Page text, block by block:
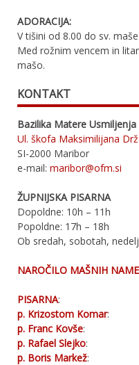
ADORACIJA:
V tišini od 8.00 do sv.
Med rožnim vencem in
mašo.
KONTAKT
Bazilika Matere Usmiljenja
Ul. škofa Maksimilijana
SI-2000 Maribor
e-mail: maribor@ofm.si
ŽUPNIJSKA PISARNA
Dopoldne: 10h – 11h
Popoldne: 17h – 18h
Ob sredah, sobotah,
NAROČILO MAŠNIH
PISARNA:
p. Krizostom Komar:
p. Franc Kovše:
p. Rafael Slejko:
p. Boris Markež: